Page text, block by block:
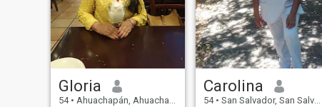
Gloria
54 • Ahuachapán, Ahuachapán, El Salvador
Carolina
54 • San Salvador, San Salvador, El Salvador